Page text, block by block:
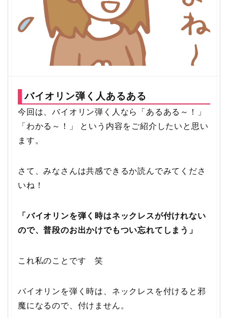
バイオリン弾く人あるある
今回は、バイオリン弾く人なら「あるある～！」
「わかる～！」 という内容をご紹介したいと思い
ます。
さて、みなさんは共感できるか読んでみてくださ
いね！
「バイオリンを弾く時はネックレスが付けれない
ので、普段のお出かけでもつい忘れてしまう」
これ私のことです 笑
バイオリンを弾く時は、ネックレスを付けると邪
魔になるので、付けません。